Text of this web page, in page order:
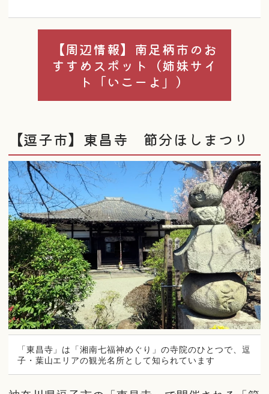
【周辺情報】南足柄市のお
すすめスポット（姉妹サイ
ト「いこーよ」）
【逗子市】東昌寺 節分ほしまつり
「東昌寺」は「湘南七福神めぐり」の寺院のひとつで、逗
子・葉山エリアの観光名所として知られています